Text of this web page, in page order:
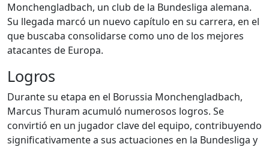
Monchengladbach, un club de la Bundesliga alemana.
Su llegada marcó un nuevo capítulo en su carrera, en el
que buscaba consolidarse como uno de los mejores
atacantes de Europa.
Logros
Durante su etapa en el Borussia Monchengladbach,
Marcus Thuram acumuló numerosos logros. Se
convirtió en un jugador clave del equipo, contribuyendo
significativamente a sus actuaciones en la Bundesliga y